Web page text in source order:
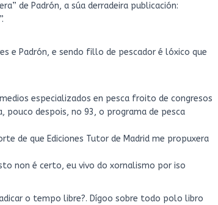
de Padrón, a súa derradeira publicación:
e Padrón, e sendo fillo de pescador é lóxico que
especializados en pesca froito de congresos
pouco despois, no 93, o programa de pesca
de que Ediciones Tutor de Madrid me propuxera
non é certo, eu vivo do xornalismo por iso
o tempo libre?. Dígoo sobre todo polo libro